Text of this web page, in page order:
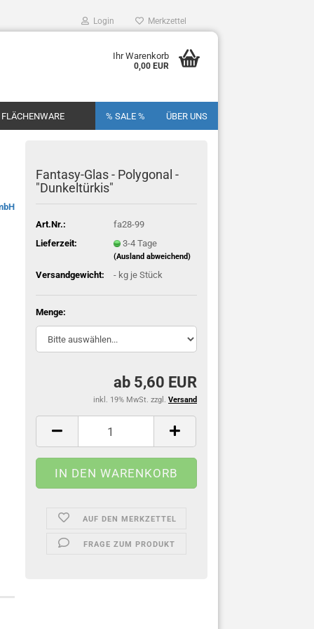
Login Merkzettel
Ihr Warenkorb
0,00 EUR
FLÄCHENWARE % SALE % ÜBER UNS
Fantasy-Glas - Polygonal -
"Dunkeltürkis"
Art.Nr.:
fa28-99
Lieferzeit:
3-4 Tage
(Ausland abweichend)
Versandgewicht: -kg je Stück
Menge:
ab 5,60 EUR
inkl. 19% MwSt. zzgl. Versand
AUF DEN MERKZETTEL
FRAGE ZUM PRODUKT